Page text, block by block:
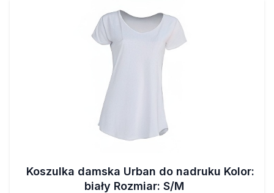
Koszulka damska Urban do nadruku Kolor:
biały Rozmiar: S/M